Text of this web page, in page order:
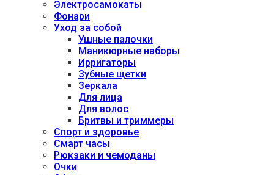
Электросамокаты
Фонари
Уход за собой
Ушные палочки
Маникюрные наборы
Ирригаторы
Зубные щетки
Зеркала
Для лица
Для волос
Бритвы и триммеры
Спорт и здоровье
Смарт часы
Рюкзаки и чемоданы
Очки